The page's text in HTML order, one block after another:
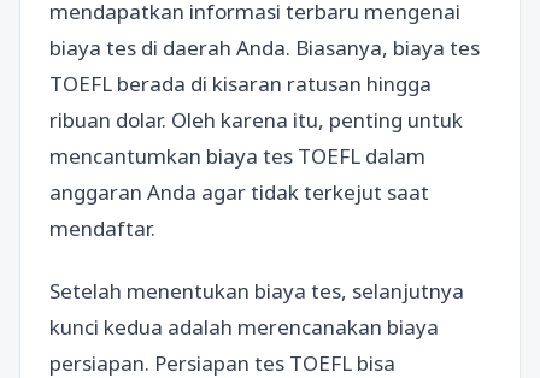
mendapatkan informasi terbaru mengenai
biaya tes di daerah Anda. Biasanya, biaya tes
TOEFL berada di kisaran ratusan hingga
ribuan dolar. Oleh karena itu, penting untuk
mencantumkan biaya tes TOEFL dalam
anggaran Anda agar tidak terkejut saat
mendaftar.
Setelah menentukan biaya tes, selanjutnya
kunci kedua adalah merencanakan biaya
persiapan. Persiapan tes TOEFL bisa